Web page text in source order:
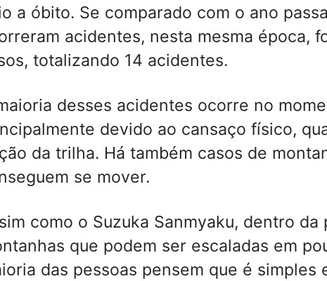
a óbito. Se comparado com o ano
acidentes, nesta mesma época,
totalizando 14 acidentes.
desses acidentes ocorre no
devido ao cansaço físico,
da trilha. Há também casos de
se mover.
como o Suzuka Sanmyaku, dentro
que podem ser escaladas em
das pessoas pensem que é simples